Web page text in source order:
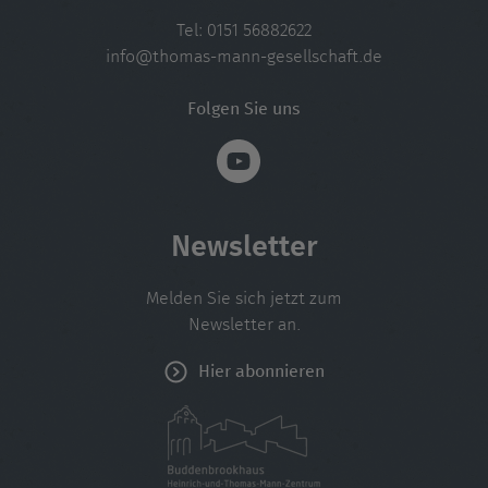
Tel: 0151 56882622
info@thomas-mann-gesellschaft.de
Folgen Sie uns
Newsletter
Melden Sie sich jetzt zum
Newsletter an.
Hier abonnieren